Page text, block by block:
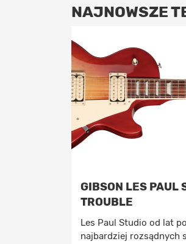
NAJNOWSZE
GIBSON LES PAUL
TROUBLE
Les Paul Studio od lat
najbardziej rozsądnych